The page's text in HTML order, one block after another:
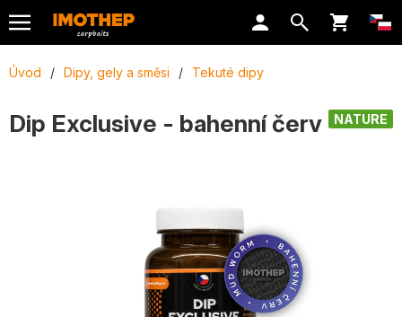
Úvod / Dipy, gely a směsi / Tekuté dipy
NATURE
Dip Exclusive - bahenní červ